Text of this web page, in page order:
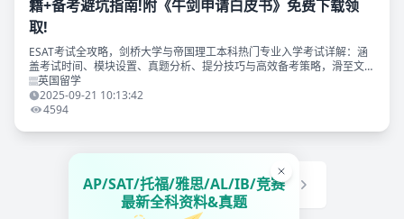
籍+备考避坑指南!附《牛剑申请白皮书》免费下载领
取!
ESAT考试全攻略，剑桥大学与帝国理工本科热门专业入学考试详解：涵
盖考试时间、模块设置、真题分析、提分技巧与高效备考策略，滑至文末
附赠牛剑申请白皮书免费领取方式~
英国留学
2025-09-21 10:13:42
4594
1 2 ... 5
AP/SAT/托福/雅思/AL/IB/竞赛
最新全科资料&真题